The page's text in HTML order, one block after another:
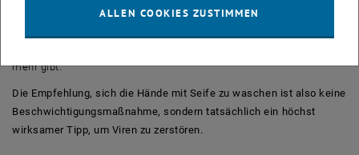
abgebaut. Der Mensch hat jede Menge Ribonukleasen auf den
mehr gibt.“
Die Empfehlung, sich die Hände mit Seife zu waschen ist also keine
Beschwichtigungsmaßnahme, sondern tatsächlich ein höchst
wirksamer Tipp, um Viren zu zerstören.
ALLEN COOKIES ZUSTIMMEN